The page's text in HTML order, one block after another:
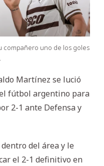
compañero uno de los goles
Martínez se lució
fútbol argentino para
2-1 ante Defensa y
del área y le
el 2-1 definitivo en